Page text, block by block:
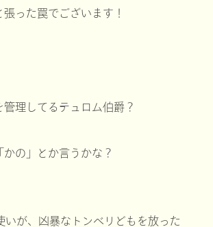
った罠でございます！
理してるテュロム伯爵？
の」とか言うかな？
いが、凶暴なトンベリどもを放った